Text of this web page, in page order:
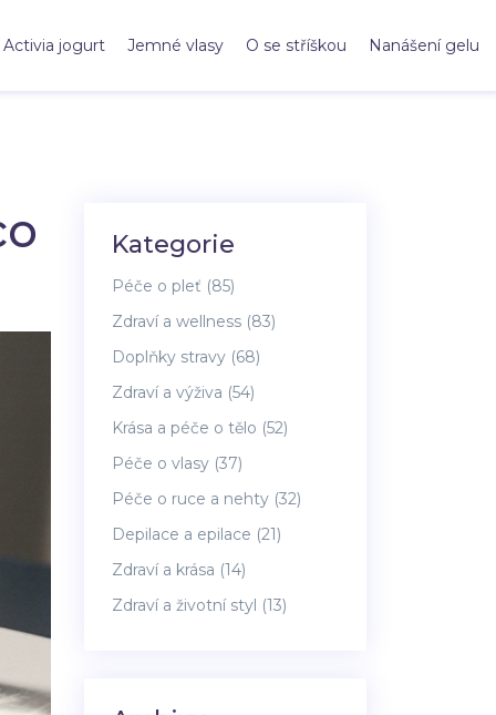
Activia jogurt Jemné vlasy O se stříškou Nanášení gelu
Kategorie
Péče o pleť (85)
Zdraví a wellness (83)
Doplňky stravy (68)
Zdraví a výživa (54)
Krása a péče o tělo (52)
Péče o vlasy (37)
Péče o ruce a nehty (32)
Depilace a epilace (21)
Zdraví a krása (14)
Zdraví a životní styl (13)